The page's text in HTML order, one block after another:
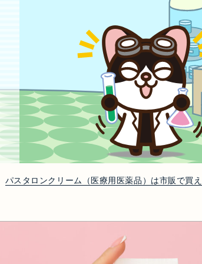
パスタロンクリーム（医療用医薬品）は市販で買